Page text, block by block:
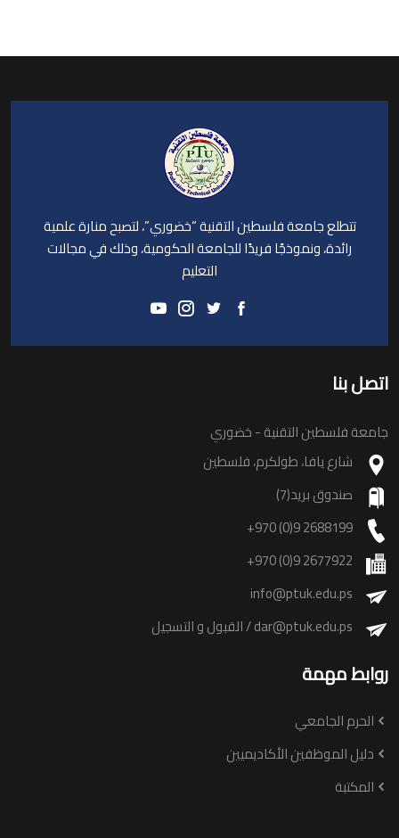
تتطلع جامعة فلسطين التقنية “خضوري”، لتصبح منارة علمية
رائدة، ونموذجًا فريدًا للجامعة الحكومية، وذلك في مجالات
التعليم
اتصل بنا
جامعة فلسطين التقنية - خضوري
شارع يافا، طولكرم، فلسطين
صندوق بريد(7)
+970 (0)9 2688199
+970 (0)9 2677922
info@ptuk.edu.ps
dar@ptuk.edu.ps/ القبول و التسجيل
روابط مهمة
الحرم الجامعي
دليل الموظفين الأكاديميين
المكتبة